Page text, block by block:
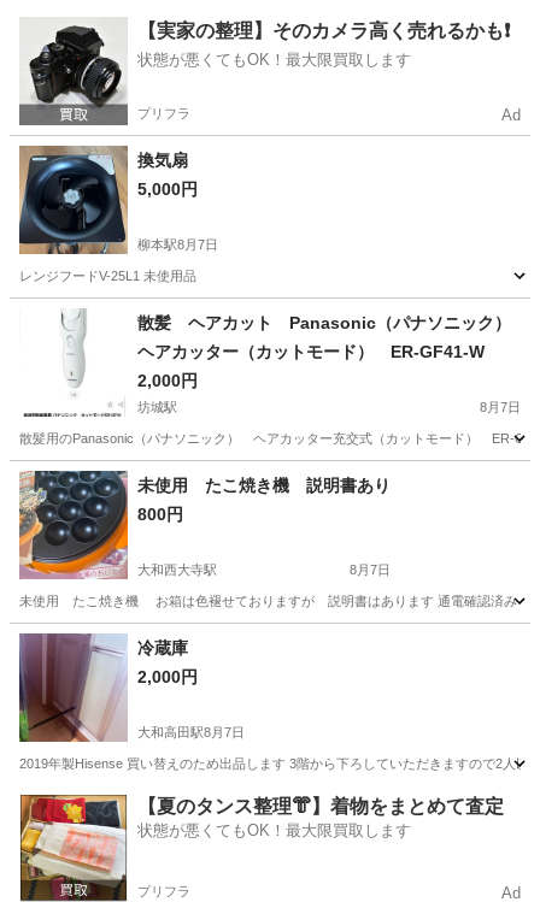
天理駅 テレビ
【実家の整理】そのカメラ高く売れるかも❗️
状態が悪くてもOK！最大限買取します
プリフラ Ad
換気扇
5,000円
柳本駅8月7日
レンジフードV-25L1 未使用品
天理市 柳本駅 キッチン家電
散髪 ヘアカット Panasonic（パナソニック）
ヘアカッター（カットモード） ER-GF41-W
2,000円
坊城駅 8月7日
散髪用のPanasonic（パナソニック） ヘアカッター充交式（カットモード） ER-
奈良 橿原市 坊城駅 美容家電
未使用 たこ焼き機 説明書あり
800円
大和西大寺駅 8月7日
未使用 たこ焼き機 お箱は色褪せておりますが 説明書はあります 通電確認済み
奈良 奈良市 大和西大寺駅
冷蔵庫
2,000円
大和高田駅8月7日
2019年製Hisense 買い替えのため出品します 3階から下ろしていただきますので2人
奈良 大和高田市 大和高田駅 キッチン家電
【夏のタンス整理👘】着物をまとめて査定
状態が悪くてもOK！最大限買取します
プリフラ Ad